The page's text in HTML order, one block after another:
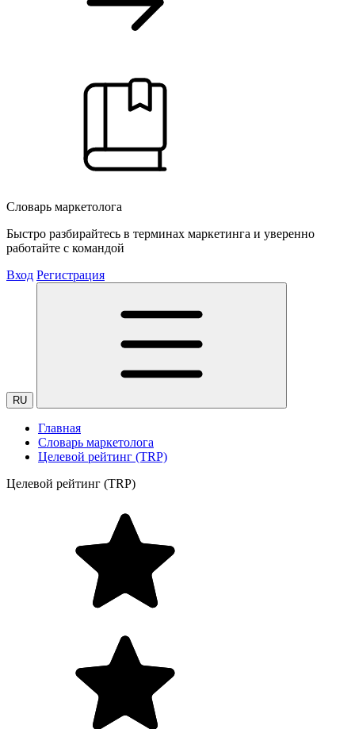
Словарь маркетолога
Быстро разбирайтесь в терминах маркетинга и уверенно
работайте с командой
Вход Регистрация
RU
Главная
Словарь маркетолога
Целевой рейтинг (TRP)
Целевой рейтинг (TRP)